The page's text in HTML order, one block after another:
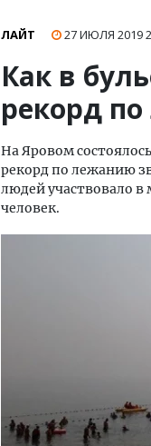
ЛАЙТ 27 ИЮЛЯ 2019
Как в
рекорд
На Яровом
рекорд по лежанию
людей участвовало в
человек.